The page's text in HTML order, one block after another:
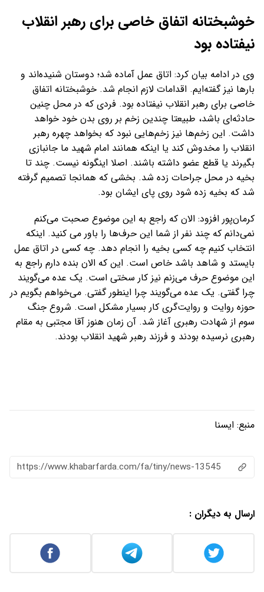
خوشبختانه اتفاق خاصی برای رهبر انقلاب
نیفتاده بود
وی در ادامه بیان کرد: اتاق عمل آماده شد؛ دوستان شنیده‌اند و
بارها نیز گفته‌ایم. اقدامات لازم انجام شد. خوشبختانه اتفاق
خاصی برای رهبر انقلاب نیفتاده بود. فردی که در محل چنین
حادثه‌ای باشد، طبیعتا چندین زخم بر روی بدن خود خواهد
داشت. این زخم‌ها نیز زخم‌هایی نبود که بخواهد چهره رهبر
انقلاب را مخدوش کند یا اینکه همانند امام شهید ما جانبازی
بگیرند یا قطع عضو داشته باشند. اصلا اینگونه نیست. چند تا
بخیه در محل جراحات زده شد. بخشی که همانجا تصمیم گرفته
شد که بخیه زده شود روی پای ایشان بود.
کرمان‌پور افزود: الان که راجع به این موضوع صحبت می‌کنم
نمی‌دانم که چند نفر از شما این حرف‌ها را باور می کنید. اینکه
انتخاب کنیم چه کسی بخیه را انجام دهد. چه کسی در اتاق عمل
بایستد و شاهد باشد خاص است. این که الان بنده دارم راجع به
این موضوع حرف می‌زنم نیز کار سختی است. یک عده می‌گویند
چرا گفتی. یک عده می‌گویند چرا اینطور گفتی. می‌خواهم بگویم در
حوزه روایت و روایت‌گری کار بسیار مشکل است. شروع جنگ
سوم از شهادت رهبری آغاز شد. آن زمان هنوز آقا مجتبی به مقام
رهبری نرسیده بودند و فرزند رهبر شهید انقلاب بودند.
منبع: ایسنا
https://www.khabarfarda.com/fa/tiny/news-13545
ارسال به دیگران :